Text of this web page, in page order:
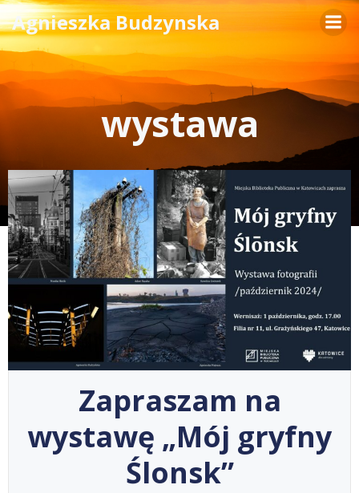
Skip
to
Agnieszka Budzynska
wystawa
Zapraszam na
wystawę „Mój gryfny
Ślonsk”